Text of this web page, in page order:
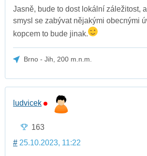
Jasně, bude to dost lokální záležitost,
smysl se zabývat nějakými obecnými
kopcem to bude jinak.
Brno - Jih, 200 m.n.m.
ludvicek
163
# 25.10.2023, 11:22